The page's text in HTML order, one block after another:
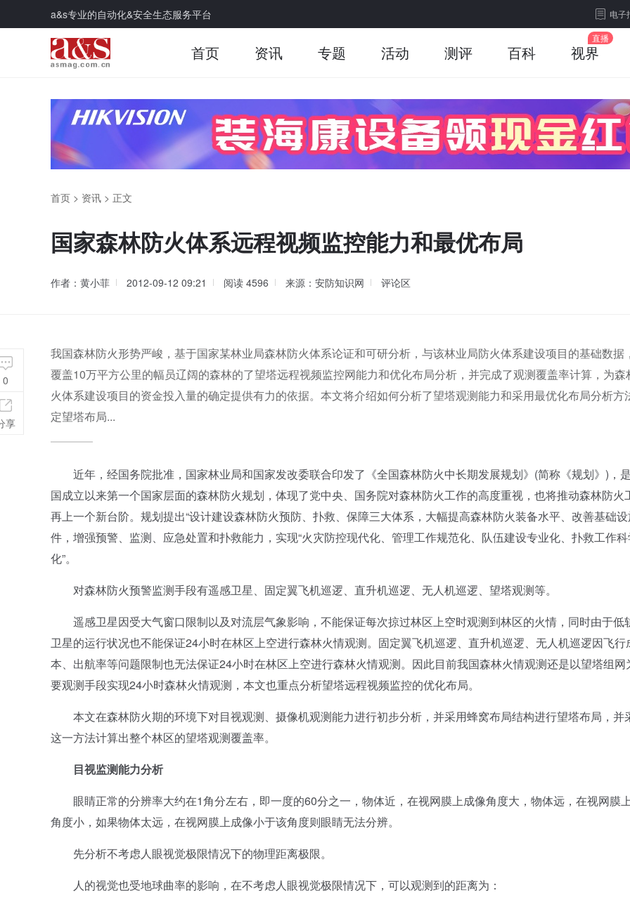
a&s专业的自动化&安全生态服务平台 电子
首页 资讯 专题 活动 测评 百科 视界
首页 > 资讯 > 正文
国家森林防火体系远程视频监控能力和最优布局
作者：黄小菲 2012-09-12 09:21 阅读 4596 来源：安防知识网 评论区
我国森林防火形势严峻，基于国家某林业局森林防火体系论证和可研分析，与该林业局防火体系建设项目的基础数据
覆盖10万平方公里的幅员辽阔的森林的了望塔远程视频监控网能力和优化布局分析，并完成了观测覆盖率计算，为森
火体系建设项目的资金投入量的确定提供有力的依据。本文将介绍如何分析了望塔观测能力和采用最优化布局分析方
定望塔布局...
近年，经国务院批准，国家林业局和国家发改委联合印发了《全国森林防火中长期发展规划》(简称《规划》)，
国成立以来第一个国家层面的森林防火规划，体现了党中央、国务院对森林防火工作的高度重视，也将推动森林防火
再上一个新台阶。规划提出“设计建设森林防火预防、扑救、保障三大体系，大幅提高森林防火装备水平、改善基础
件，增强预警、监测、应急处置和扑救能力，实现“火灾防控现代化、管理工作规范化、队伍建设专业化、扑救工作
化”。
对森林防火预警监测手段有遥感卫星、固定翼飞机巡逻、直升机巡逻、无人机巡逻、望塔观测等。
遥感卫星因受大气窗口限制以及对流层气象影响，不能保证每次掠过林区上空时观测到林区的火情，同时由于低
卫星的运行状况也不能保证24小时在林区上空进行森林火情观测。固定翼飞机巡逻、直升机巡逻、无人机巡逻因飞行
本、出航率等问题限制也无法保证24小时在林区上空进行森林火情观测。因此目前我国森林火情观测还是以望塔组网
要观测手段实现24小时森林火情观测，本文也重点分析望塔远程视频监控的优化布局。
本文在森林防火期的环境下对目视观测、摄像机观测能力进行初步分析，并采用蜂窝布局结构进行望塔布局，并
这一方法计算出整个林区的望塔观测覆盖率。
目视监测能力分析
眼睛正常的分辨率大约在1角分左右，即一度的60分之一，物体近，在视网膜上成像角度大，物体远，在视网膜
角度小，如果物体太远，在视网膜上成像小于该角度则眼睛无法分辨。
先分析不考虑人眼视觉极限情况下的物理距离极限。
人的视觉也受地球曲率的影响，在不考虑人眼视觉极限情况下，可以观测到的距离为：
0
享